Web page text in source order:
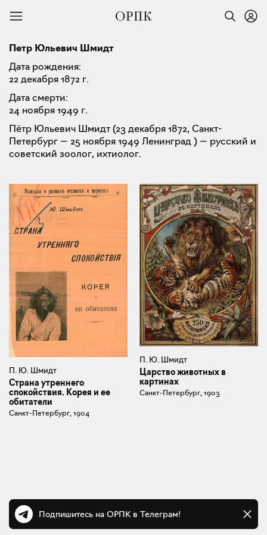
Петр Юльевич Шмидт
Дата рождения:
22 декабря 1872 г.
Дата смерти:
24 ноября 1949 г.
Пётр Юльевич Шмидт (23 декабря 1872, Санкт-
Петербург — 25 ноября 1949 Ленинград ) — русский и
советский зоолог, ихтиолог.
П. Ю. Шмидт
Страна утреннего
спокойствия. Корея и ее
обитатели
Санкт-Петербург, 1904
П. Ю. Шмидт
Царство животных в
картинах
Санкт-Петербург, 1903
Подпишитесь на ОРПК в Телеграм!